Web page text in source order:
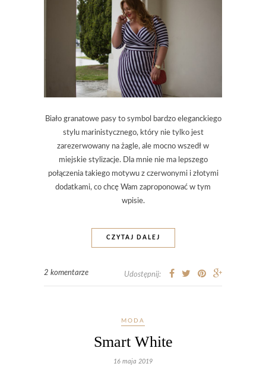
Biało granatowe pasy to symbol bardzo eleganckiego
stylu marinistycznego, który nie tylko jest
zarezerwowany na żagle, ale mocno wszedł w
miejskie stylizacje. Dla mnie nie ma lepszego
połączenia takiego motywu z czerwonymi i złotymi
dodatkami, co chcę Wam zaproponować w tym
wpisie.
CZYTAJ DALEJ
2 komentarze Udostępnij:
MODA
Smart White
16 maja 2019